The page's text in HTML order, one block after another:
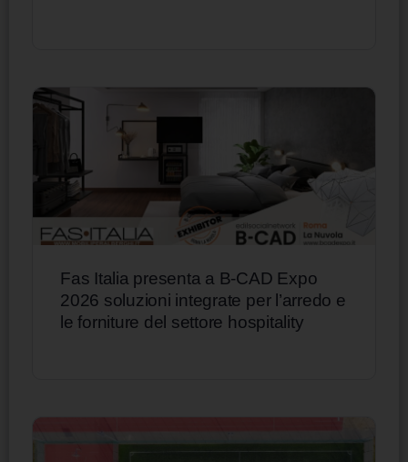
Fas Italia presenta a B-CAD Expo
2026 soluzioni integrate per l’arredo e
le forniture del settore hospitality